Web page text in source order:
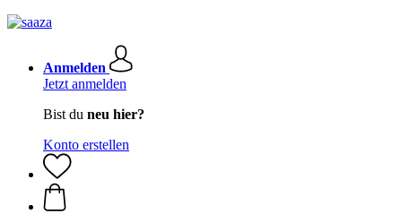
Anmelden
Jetzt anmelden
Bist du neu hier?
Konto erstellen